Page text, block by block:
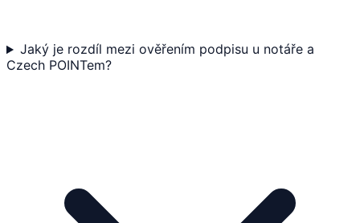
Jaký je rozdíl mezi ověřením podpisu u notáře a
Czech POINTem?